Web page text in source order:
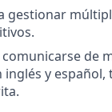
gestionar
de
inglés y